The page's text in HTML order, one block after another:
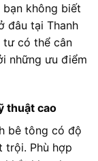
bạn không biết
đâu tại Thanh
tư có thể cân
những ưu điểm
thuật cao
bê tông có độ
trội. Phù hợp